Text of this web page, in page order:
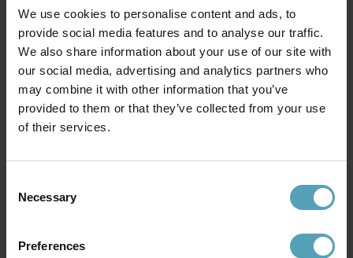
We use cookies to personalise content and ads, to
provide social media features and to analyse our traffic.
We also share information about your use of our site with
our social media, advertising and analytics partners who
may combine it with other information that you’ve
provided to them or that they’ve collected from your use
of their services.
Selection
Necessary
Preferences
DL20 vägglampa Lapponia 35cm vägglampa